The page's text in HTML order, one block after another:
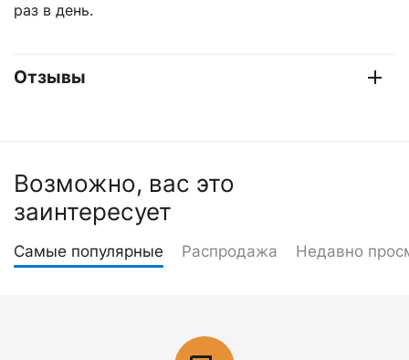
раз в день.
Отзывы
Возможно, вас это
заинтересует
Самые популярные Распродажа Недавно